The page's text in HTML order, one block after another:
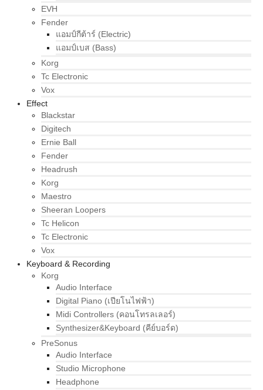
EVH
Fender
แอมป์กีต้าร์ (Electric)
แอมป์เบส (Bass)
Korg
Tc Electronic
Vox
Effect
Blackstar
Digitech
Ernie Ball
Fender
Headrush
Korg
Maestro
Sheeran Loopers
Tc Helicon
Tc Electronic
Vox
Keyboard & Recording
Korg
Audio Interface
Digital Piano (เปียโนไฟฟ้า)
Midi Controllers (คอนโทรลเลอร์)
Synthesizer&Keyboard (คีย์บอร์ด)
PreSonus
Audio Interface
Studio Microphone
Headphone